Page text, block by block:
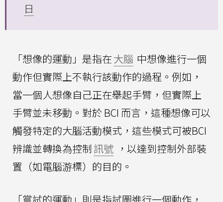
日
「想像的運動」是指在大腦 中想像進行一個
動作但實際上不執行該動作的過程。例如，
當一個人想像自己正在舉起手臂，但實際上
手臂並未移動。對於 BCI 而言，這種想像可以
觸發特定的大腦活動模式，這些模式可被BCI
辨識並轉換為控制 訊號 ，以達到控制外部裝
置（如電腦游標）的目的。
「嘗試的運動」則是指試圖進行一個動作，